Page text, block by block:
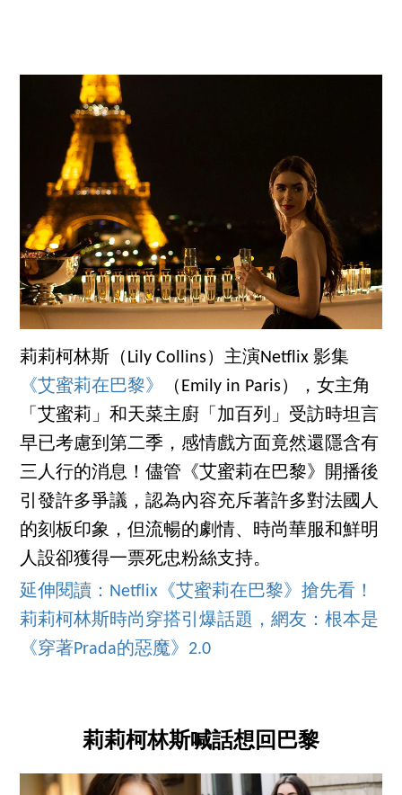
莉莉柯林斯（Lily Collins）主演Netflix 影集
《艾蜜莉在巴黎》
（Emily in Paris），女主角
「艾蜜莉」和天菜主廚「加百列」受訪時坦言
早已考慮到第二季，感情戲方面竟然還隱含有
三人行的消息！儘管《艾蜜莉在巴黎》開播後
引發許多爭議，認為內容充斥著許多對法國人
的刻板印象，但流暢的劇情、時尚華服和鮮明
人設卻獲得一票死忠粉絲支持。
延伸閱讀：Netflix《艾蜜莉在巴黎》搶先看！
莉莉柯林斯時尚穿搭引爆話題，網友：根本是
《穿著Prada的惡魔》2.0
莉莉柯林斯喊話想回巴黎